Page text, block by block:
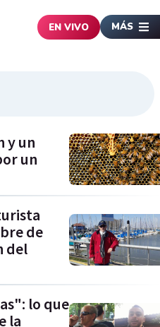
EN VIVO MÁS
y un
un
de
del
lo que
la